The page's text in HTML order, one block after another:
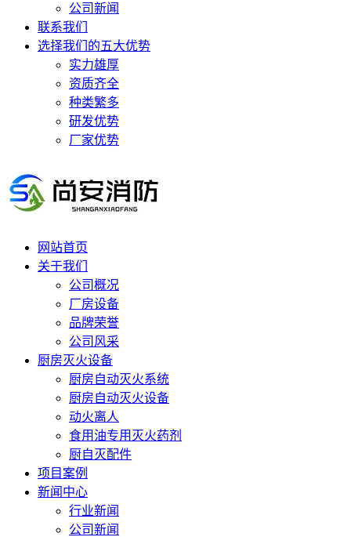
公司新闻
联系我们
选择我们的五大优势
实力雄厚
资质齐全
种类繁多
研发优势
厂家优势
网站首页
关于我们
公司概况
厂房设备
品牌荣誉
公司风采
厨房灭火设备
厨房自动灭火系统
厨房自动灭火设备
动火离人
食用油专用灭火药剂
厨自灭配件
项目案例
新闻中心
行业新闻
公司新闻